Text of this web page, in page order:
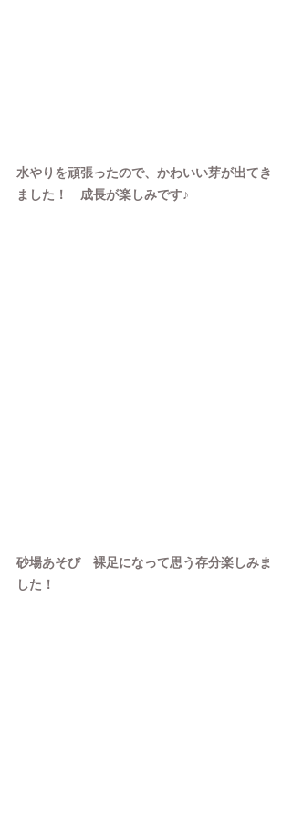
水やりを頑張ったので、かわいい芽が出てき
ました！　成長が楽しみです♪
砂場あそび　裸足になって思う存分楽しみま
した！